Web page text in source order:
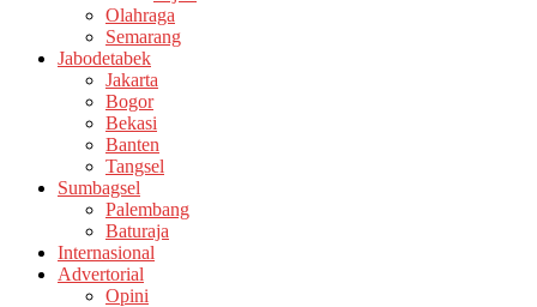
Olahraga
Semarang
Jabodetabek
Jakarta
Bogor
Bekasi
Banten
Tangsel
Sumbagsel
Palembang
Baturaja
Internasional
Advertorial
Opini